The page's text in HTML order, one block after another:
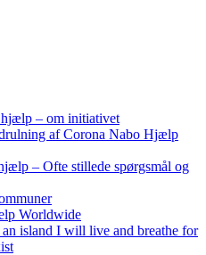
– om initiativet
af Corona Nabo Hjælp
– Ofte stillede spørgsmål og
Worldwide
an island I will live and breathe for